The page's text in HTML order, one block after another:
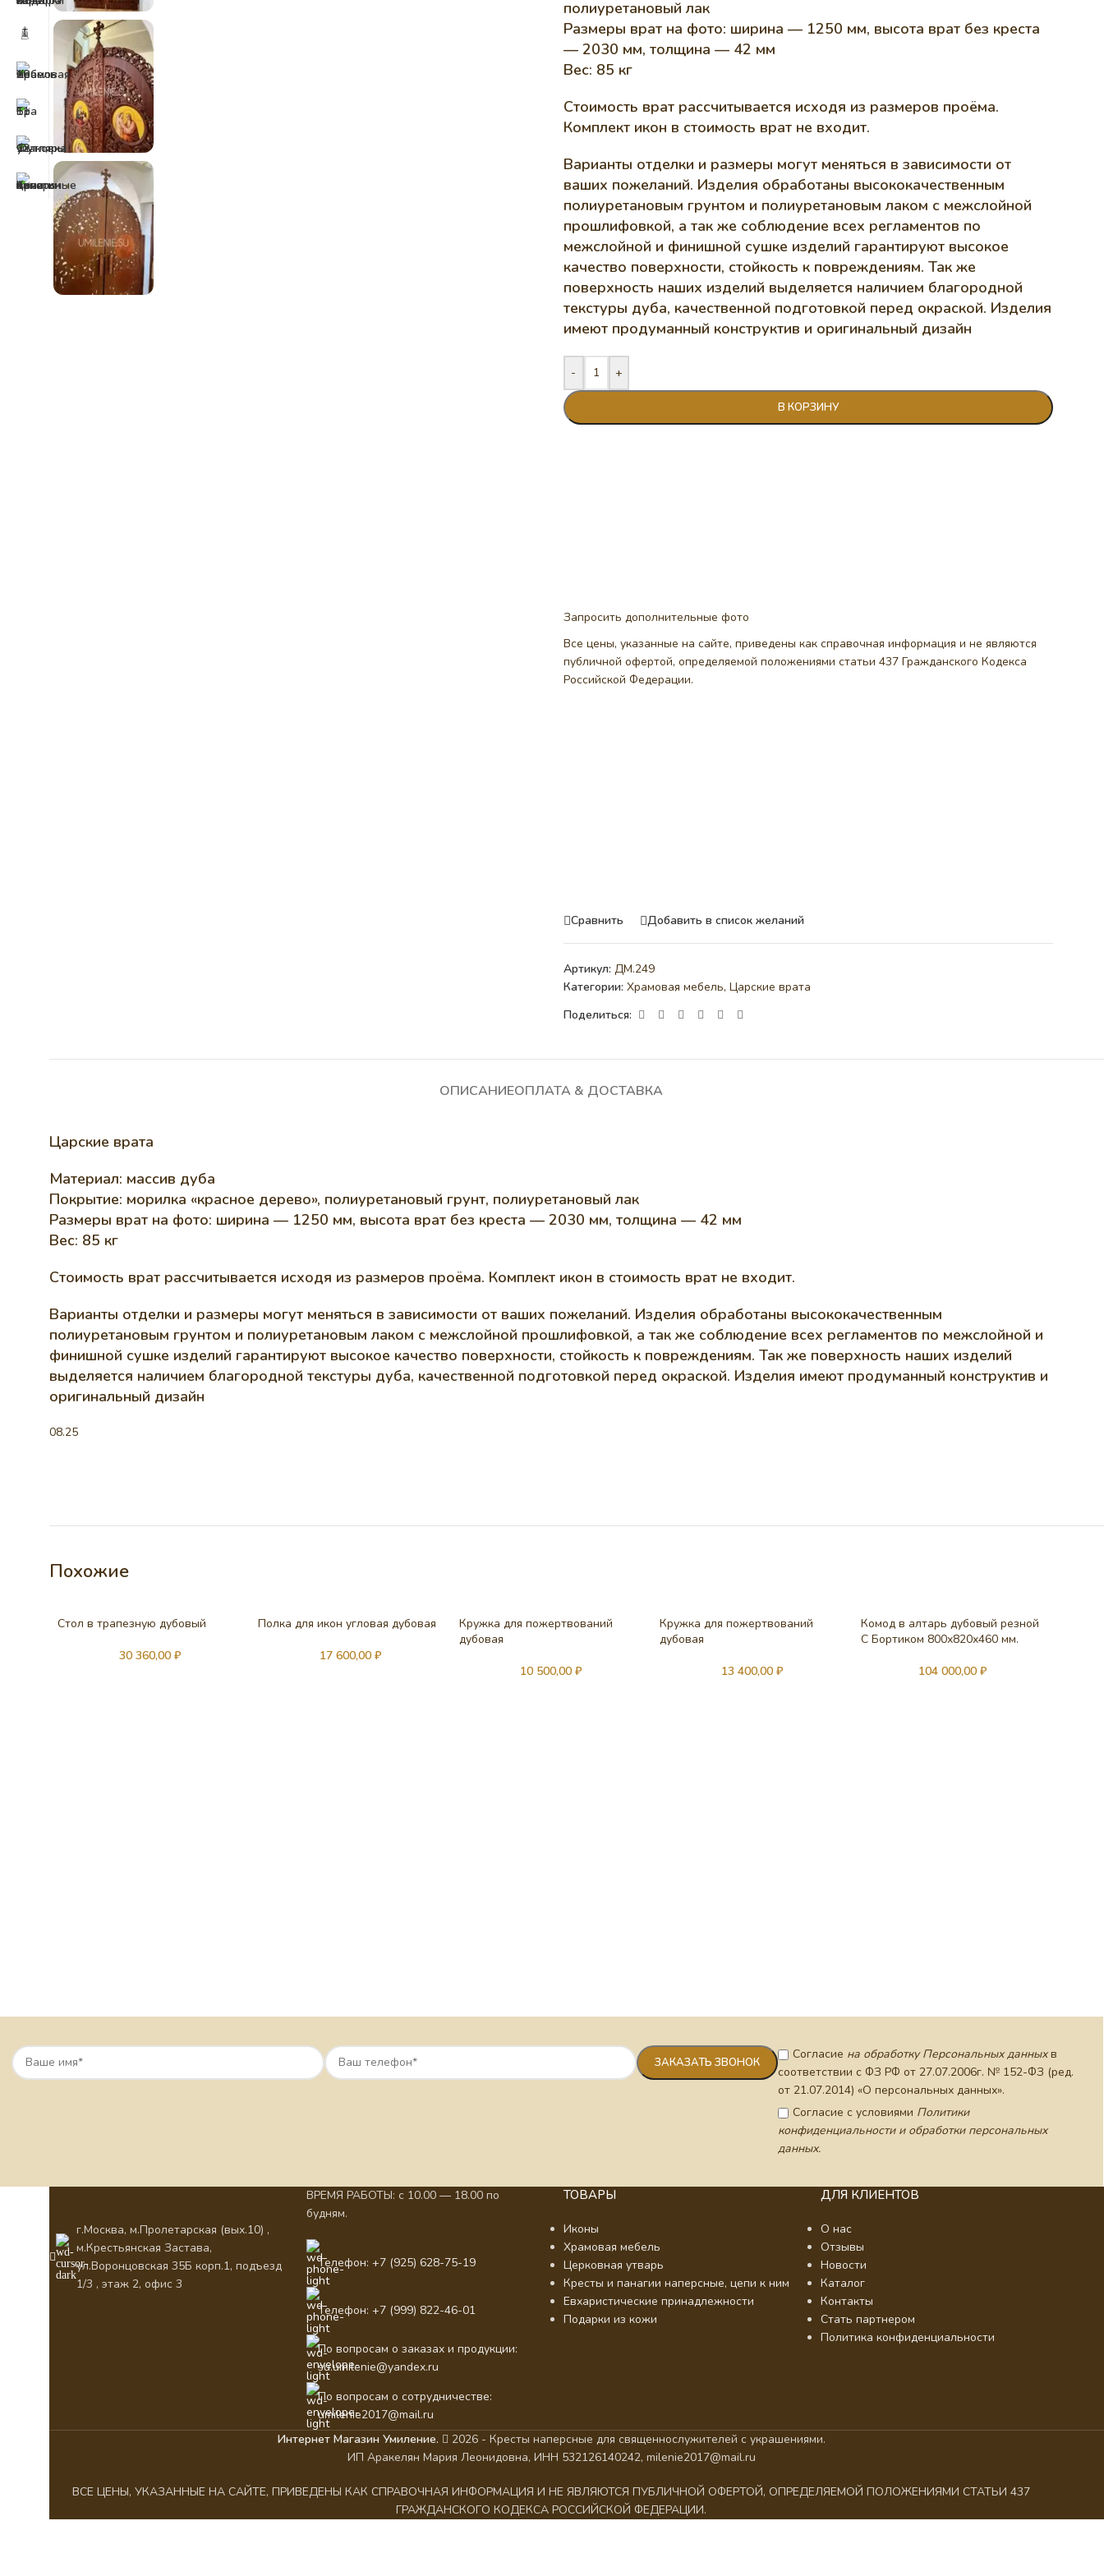
полиуретановый лак
Размеры врат на фото: ширина — 1250 мм, высота врат без креста
— 2030 мм, толщина — 42 мм
Вес: 85 кг
Стоимость врат рассчитывается исходя из размеров проёма.
Комплект икон в стоимость врат не входит.
Варианты отделки и размеры могут меняться в зависимости от
ваших пожеланий. Изделия обработаны высококачественным
полиуретановым грунтом и полиуретановым лаком с межслойной
прошлифовкой, а так же соблюдение всех регламентов по
межслойной и финишной сушке изделий гарантируют высокое
качество поверхности, стойкость к повреждениям. Так же
поверхность наших изделий выделяется наличием благородной
текстуры дуба, качественной подготовкой перед окраской. Изделия
имеют продуманный конструктив и оригинальный дизайн
- +
В КОРЗИНУ
Запросить дополнительные фото
Все цены, указанные на сайте, приведены как справочная информация и не являются
публичной офертой, определяемой положениями статьи 437 Гражданского Кодекса
Российской Федерации.
Сравнить Добавить в список желаний
Артикул: ДМ.249
Категории: Храмовая мебель, Царские врата
Поделиться:
ОПИСАНИЕОПЛАТА & ДОСТАВКА
Царские врата
Материал: массив дуба
Покрытие: морилка «красное дерево», полиуретановый грунт, полиуретановый лак
Размеры врат на фото: ширина — 1250 мм, высота врат без креста — 2030 мм, толщина — 42 мм
Вес: 85 кг
Стоимость врат рассчитывается исходя из размеров проёма. Комплект икон в стоимость врат не входит.
Варианты отделки и размеры могут меняться в зависимости от ваших пожеланий. Изделия обработаны высококачественным
полиуретановым грунтом и полиуретановым лаком с межслойной прошлифовкой, а так же соблюдение всех регламентов по межслойной и
финишной сушке изделий гарантируют высокое качество поверхности, стойкость к повреждениям. Так же поверхность наших изделий
выделяется наличием благородной текстуры дуба, качественной подготовкой перед окраской. Изделия имеют продуманный конструктив и
оригинальный дизайн
08.25
Похожие
Стол в трапезную дубовый
30 360,00 ₽
Полка для икон угловая дубовая
17 600,00₽
Кружка для пожертвований
дубовая
10 500,00₽
Кружка для пожертвований
дубовая
13 400,00 ₽
Комод в алтарь дубовый резной
С Бортиком 800х820х460 мм.
104 000,00₽
Согласие на обработку Персональных данныхв
соответствии с ФЗ РФ от 27.07.2006г. № 152-ФЗ (ред.
от 21.07.2014) «О персональных данных».
Согласие с условиями Политики
конфиденциальности и обработки персональных
данных.
г.Москва, м.Пролетарская (вых.10) ,
м.Крестьянская Застава,
ул.Воронцовская 35Б корп.1, подъезд
1/3 , этаж 2, офис 3
ВРЕМЯ РАБОТЫ: с 10.00 — 18.00 по
будням.
Телефон: +7 (925) 628-75-19
Телефон: +7 (999) 822-46-01
По вопросам о заказах и продукции:
su.umilenie@yandex.ru
По вопросам о сотрудничестве:
umilenie2017@mail.ru
ТОВАРЫ
Иконы
Храмовая мебель
Церковная утварь
Кресты и панагии наперсные, цепи к ним
Евхаристические принадлежности
Подарки из кожи
ДЛЯ КЛИЕНТОВ
О нас
Отзывы
Новости
Каталог
Контакты
Стать партнером
Политика конфиденциальности
Интернет Магазин Умиление.
2026 - Кресты наперсные для священнослужителей с украшениями.
ИП Аракелян Мария Леонидовна, ИНН 532126140242, milenie2017@mail.ru
ВСЕ ЦЕНЫ, УКАЗАННЫЕ НА САЙТЕ, ПРИВЕДЕНЫ КАК СПРАВОЧНАЯ ИНФОРМАЦИЯ И НЕ ЯВЛЯЮТСЯ ПУБЛИЧНОЙ ОФЕРТОЙ, ОПРЕДЕЛЯЕМОЙ ПОЛОЖЕНИЯМИ СТАТЬИ 437
ГРАЖДАНСКОГО КОДЕКСА РОССИЙСКОЙ ФЕДЕРАЦИИ.